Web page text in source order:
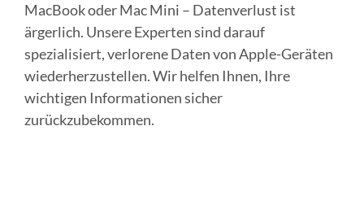
MacBook oder Mac Mini – Datenverlust ist
ärgerlich. Unsere Experten sind darauf
spezialisiert, verlorene Daten von Apple-Geräten
wiederherzustellen. Wir helfen Ihnen, Ihre
wichtigen Informationen sicher
zurückzubekommen.